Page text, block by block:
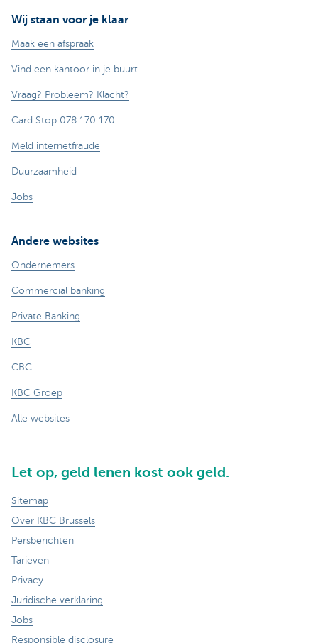
Wij staan voor je klaar
Maak een afspraak
Vind een kantoor in je buurt
Vraag? Probleem? Klacht?
Card Stop 078 170 170
Meld internetfraude
Duurzaamheid
Jobs
Andere websites
Ondernemers
Commercial banking
Private Banking
KBC
CBC
KBC Groep
Alle websites
Let op, geld lenen kost ook geld.
Sitemap
Over KBC Brussels
Persberichten
Tarieven
Privacy
Juridische verklaring
Jobs
Responsible disclosure